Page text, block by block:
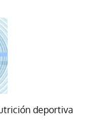
deportiva